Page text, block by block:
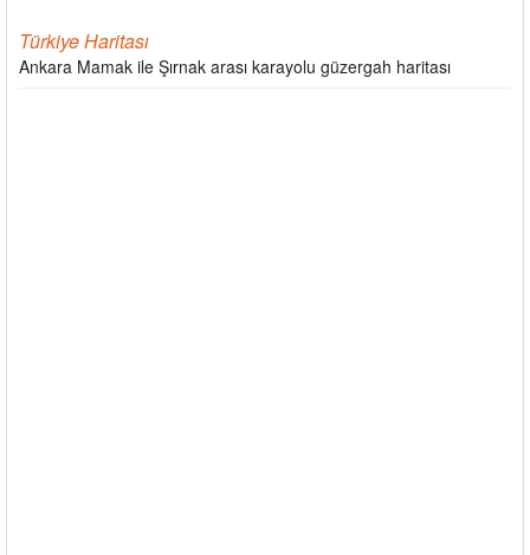
Türkiye Haritası
Ankara Mamak ile Şırnak arası karayolu güzergah haritası